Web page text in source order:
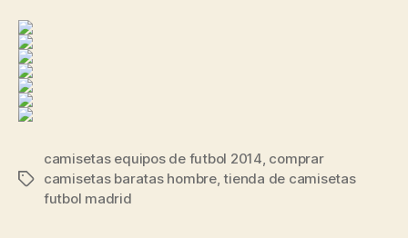
Etiquetas
camisetas equipos de futbol 2014, comprar
camisetas baratas hombre,tienda de camisetas
futbol madrid